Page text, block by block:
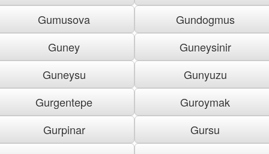
Gumusova
Gundogmus
Guney
Guneysinir
Guneysu
Gunyuzu
Gurgentepe
Guroymak
Gurpinar
Gursu